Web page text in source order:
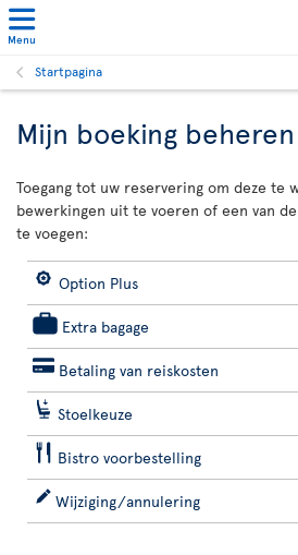
Menu
Startpagina
Mijn boeking beheren
Toegang tot uw reservering om deze te
bewerkingen uit te voeren of een van
te voegen:
Option Plus
Extra bagage
Betaling van reiskosten
Stoelkeuze
Bistro voorbestelling
Wijziging/annulering